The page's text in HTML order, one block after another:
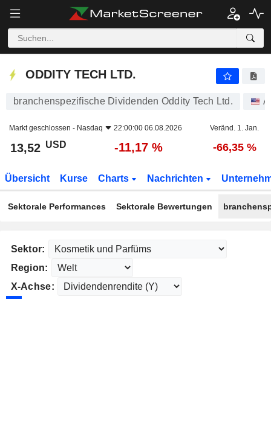
ODDITY TECH LTD.
ODDITY TECH LTD.
branchenspezifische Dividenden Oddity Tech Ltd.
Markt geschlossen - Nasdaq 22:00:00 06.08.2026 Veränd. 1. Jan.
13,52 USD -11,17 % -66,35 %
Übersicht Kurse Charts Nachrichten
Sektorale Performances Sektorale Bewertungen
Sektor:
Region:
X-Achse: